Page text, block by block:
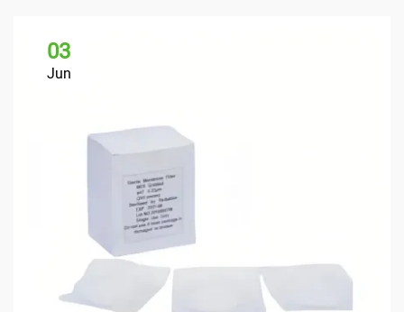
03
Jun